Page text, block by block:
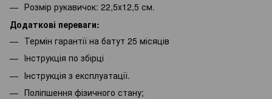
Розмір рукавичок: 22,5х12,5 см.
Додаткові переваги:
Термін гарантії на батут 25 місяців
Інструкція по збірці
Інструкція з експлуатації.
Поліпшення фізичного стану;